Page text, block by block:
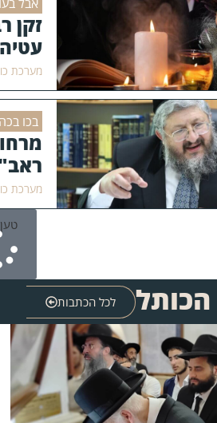
זקן
מערכת
בכו
זצ"ל
מערכת
לכל הכתבות